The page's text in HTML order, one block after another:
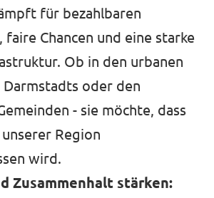
für bezahlbaren
faire Chancen und eine starke
Ob in den urbanen
oder den
- sie möchte, dass
Region
wird.
Zusammenhalt stärken: